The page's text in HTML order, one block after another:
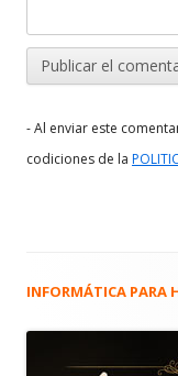
- Al enviar este
codiciones de la
Barra
INFORMÁTICA PARA